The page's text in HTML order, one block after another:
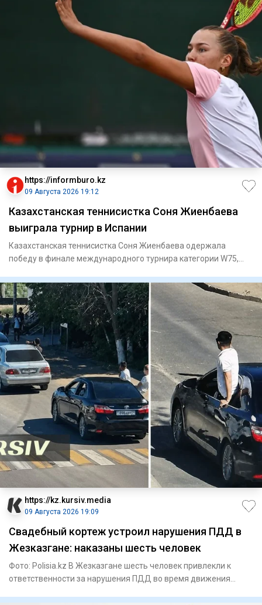
https://informburo.kz
09 Августа 2026 19:12
Казахстанская теннисистка Соня Жиенбаева
выиграла турнир в Испании
Казахстанская теннисистка Соня Жиенбаева одержала
победу в финале международного турнира категории W75,
https://kz.kursiv.media
09 Августа 2026 19:09
Свадебный кортеж устроил нарушения ПДД в
Жезказгане: наказаны шесть человек
Фото: Polisia.kz В Жезказгане шесть человек привлекли к
ответственности за нарушения ПДД во время движения